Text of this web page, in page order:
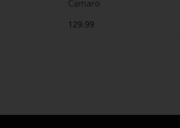
Camaro
129.99